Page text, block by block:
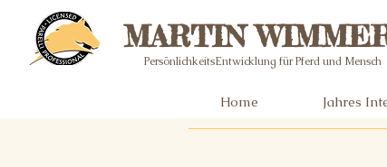
MARTIN
PersönlichkeitsEntwicklung für Pferd und Mensch
Home Jahres